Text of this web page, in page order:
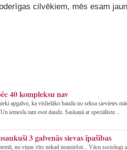
cilvēkiem, mēs esam
40 kompleksu nav
apgalvo, ka vislielāko baudu no seksa sievietes
iemeslu tam esot daudz. Saskaņā ar speciālistu ...
3 galvenās sievas īpašības
no viņas vīrs nekad neaiziešot... Vācu sociologi